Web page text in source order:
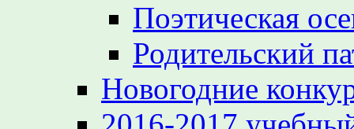
Поэтическая
Родительский
Новогодние